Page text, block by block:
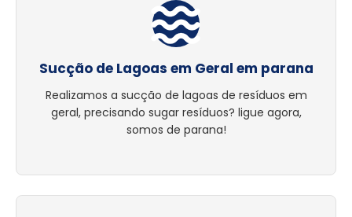
Sucção de Lagoas em Geral em parana
Realizamos a sucção de lagoas de resíduos em
geral, precisando sugar resíduos? ligue agora,
somos de parana!